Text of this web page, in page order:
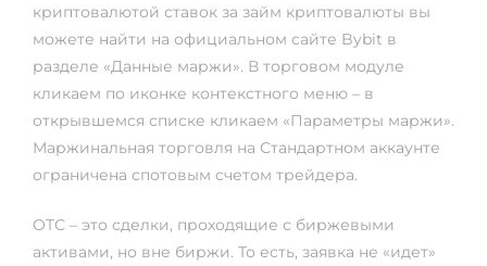
криптовалютой ставок за займ криптовалюты вы
можете найти на официальном сайте Bybit в
разделе «Данные маржи». В торговом модуле
кликаем по иконке контекстного меню – в
открывшемся списке кликаем «Параметры маржи».
Маржинальная торговля на Стандартном аккаунте
ограничена спотовым счетом трейдера.
OTC – это сделки, проходящие с биржевыми
активами, но вне биржи. То есть, заявка не «идет»